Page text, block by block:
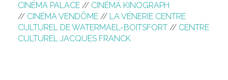
CINÉMA PALACE // CINÉMA KINOGRAPH
// CINÉMA VENDÔME // LA VÉNERIE CENTRE
CULTUREL DE WATERMAEL-BOITSFORT // CENTRE
CULTUREL JACQUES FRANCK